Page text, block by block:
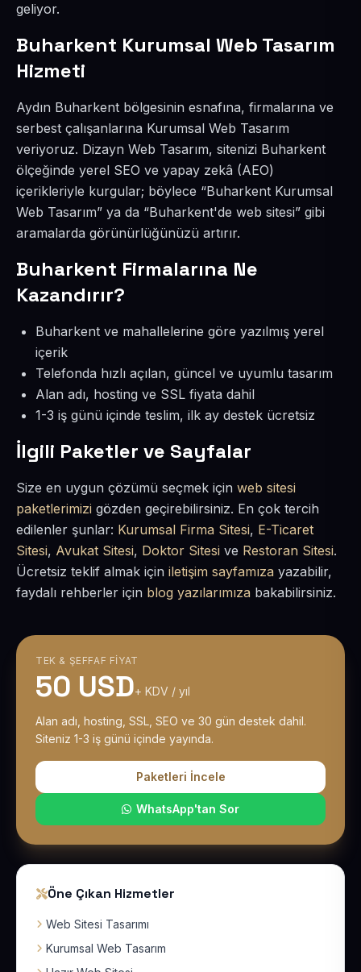
geliyor.
Buharkent Kurumsal Web Tasarım
Hizmeti
Aydın Buharkent bölgesinin esnafına, firmalarına ve
serbest çalışanlarına Kurumsal Web Tasarım
veriyoruz. Dizayn Web Tasarım, sitenizi Buharkent
ölçeğinde yerel SEO ve yapay zekâ (AEO)
içerikleriyle kurgular; böylece “Buharkent Kurumsal
Web Tasarım” ya da “Buharkent'de web sitesi” gibi
aramalarda görünürlüğünüzü artırır.
Buharkent Firmalarına Ne
Kazandırır?
Buharkent ve mahallelerine göre yazılmış yerel
içerik
Telefonda hızlı açılan, güncel ve uyumlu tasarım
Alan adı, hosting ve SSL fiyata dahil
1-3 iş günü içinde teslim, ilk ay destek ücretsiz
İlgili Paketler ve Sayfalar
Size en uygun çözümü seçmek için web sitesi
paketlerimizi gözden geçirebilirsiniz. En çok tercih
edilenler şunlar: Kurumsal Firma Sitesi, E-Ticaret
Sitesi, Avukat Sitesi, Doktor Sitesi ve Restoran Sitesi.
Ücretsiz teklif almak için iletişim sayfamıza yazabilir,
faydalı rehberler için blog yazılarımıza bakabilirsiniz.
TEK & ŞEFFAF FIYAT
50 USD+ KDV / yıl
Alan adı, hosting, SSL, SEO ve 30 gün destek dahil.
Siteniz 1-3 iş günü içinde yayında.
Paketleri İncele
WhatsApp'tan Sor
Öne Çıkan Hizmetler
Web Sitesi Tasarımı
Kurumsal Web Tasarım